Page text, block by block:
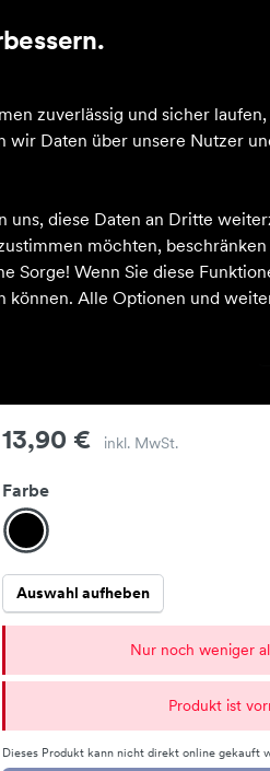
zuverlässig und sicher
Daten über unsere Nutzer
diese Daten an Dritte
möchten,
Wenn Sie diese
Alle Optionen und
NOS
Preis
13,90 € inkl. MwSt.
Farbe
Auswahl aufheben
Nur noch weniger
Produkt ist
Dieses Produkt kann nicht direkt online gekauft